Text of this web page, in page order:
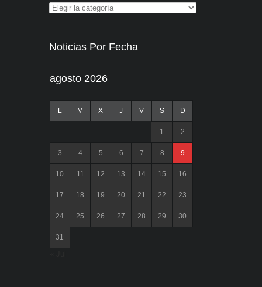
Noticias Por Fecha
agosto 2026
L M X J V S D
1 2
3 4 5 6 7 8 9
10 11 12 13 14 15 16
17 18 19 20 21 22 23
24 25 26 27 28 29 30
31